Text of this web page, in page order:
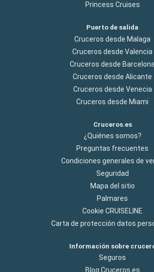
Princess Cruises
Puerto de salida
Cruceros desde Malaga
Cruceros desde Valencia
Cruceros desde Barcelona
Cruceros desde Alicante
Cruceros desde Venecia
Cruceros desde Miami
Cruceros.es
¿Quiénes somos?
Preguntas frecuentes
Condiciones generales de
Seguridad
Mapa del sitio
Palmares
Cookie CRUISELINE
Carta de protección datos
Información sobre
Seguros
Blog Cruceros.es